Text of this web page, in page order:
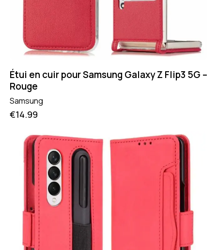
Étui en cuir pour Samsung Galaxy Z Flip3 5G –
Rouge
Samsung
€14.99